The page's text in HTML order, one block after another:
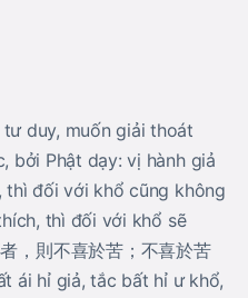
duy, muốn giải thoát
bởi Phật dạy: vị hành giả
đối với khổ cũng không
thì đối với khổ sẽ
，則不喜於苦；不喜於苦
ái hỉ giả, tắc bất hỉ ư khổ,